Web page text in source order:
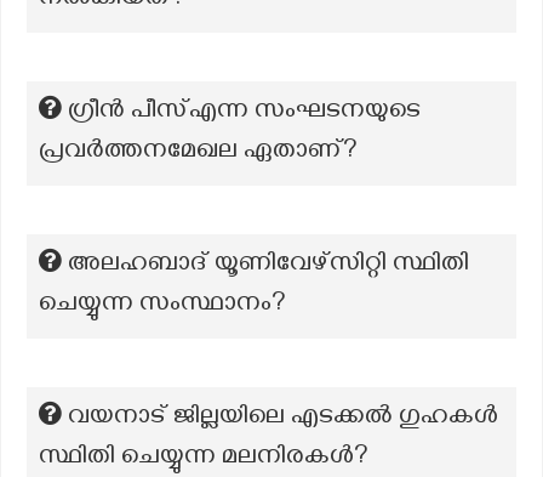
ഗ്രീൻ പീസ്എന്ന സംഘടനയുടെ
പ്രവർത്തനമേഖല ഏതാണ്?
അലഹബാദ് യൂണിവേഴ്സിറ്റി സ്ഥിതി
ചെയ്യുന്ന സംസ്ഥാനം?
വയനാട് ജില്ലയിലെ എടക്കൽ ഗുഹകൾ
സ്ഥിതി ചെയ്യുന്ന മലനിരകൾ?